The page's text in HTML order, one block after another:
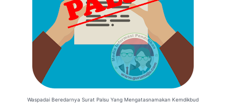
Waspadai Beredarnya Surat Palsu Yang Mengatasnamakan Kemdikbud